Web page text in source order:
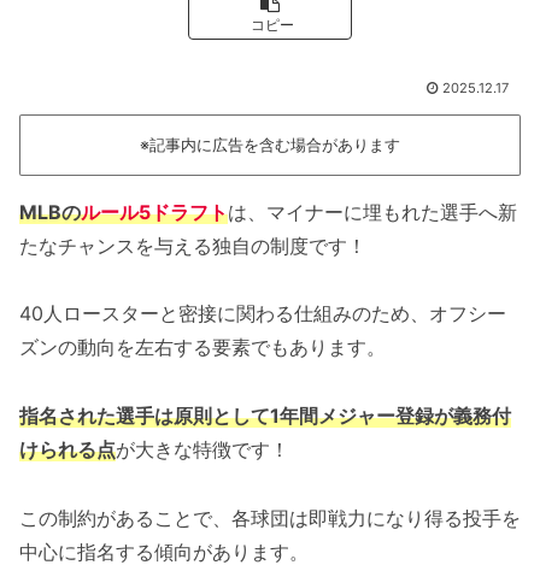
コピー
2025.12.17
※記事内に広告を含む場合があります
MLBのルール5ドラフトは、マイナーに埋もれた選手へ新
たなチャンスを与える独自の制度です！
40人ロースターと密接に関わる仕組みのため、オフシー
ズンの動向を左右する要素でもあります。
指名された選手は原則として1年間メジャー登録が義務付
けられる点が大きな特徴です！
この制約があることで、各球団は即戦力になり得る投手を
中心に指名する傾向があります。